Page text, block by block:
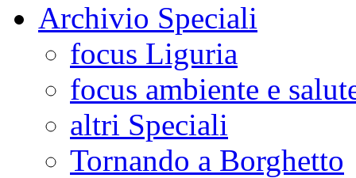
Archivio Speciali
focus Liguria
focus ambiente e
altri Speciali
Tornando a Borghetto